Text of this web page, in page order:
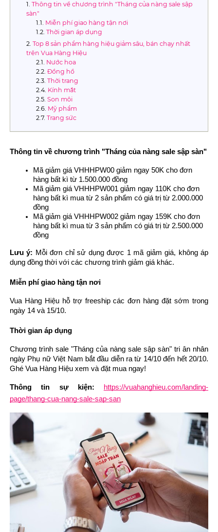
Thông tin về chương trình "Tháng của nàng sale sập
sàn"
Miễn phí giao hàng tận nơi
Thời gian áp dụng
Top 8 sản phẩm hàng hiệu giảm sâu, bán chạy nhất
trên Vua Hàng Hiệu
Nước hoa
Đồng hồ
Thời trang
Kính mắt
Son môi
Mỹ phẩm
Trang sức
Thông tin về chương trình "Tháng của nàng sale sập sàn"
Mã giảm giá VHHHPW00 giảm ngay 50K cho đơn
hàng bất kì từ 1.500.000 đồng
Mã giảm giá VHHHPW001 giảm ngay 110K cho đơn
hàng bất kì mua từ 2 sản phẩm có giá trị từ 2.000.000
đồng
Mã giảm giá VHHHPW002 giảm ngay 159K cho đơn
hàng bất kì mua từ 3 sản phẩm có giá trị từ 2.500.000
đồng
Lưu ý: Mỗi đơn chỉ sử dụng được 1 mã giảm giá, không áp
dụng đồng thời với các chương trình giảm giá khác.
Miễn phí giao hàng tận nơi
Vua Hàng Hiệu hỗ trợ freeship các đơn hàng đặt sớm trong
ngày 14 và 15/10.
Thời gian áp dụng
Chương trình sale "Tháng của nàng sale sập sàn" tri ân nhân
ngày Phụ nữ Việt Nam bắt đầu diễn ra từ 14/10 đến hết 20/10.
Ghé Vua Hàng Hiệu xem và đặt mua ngay!
Thông tin sự kiện:
https://vuahanghieu.com/landing-
page/thang-cua-nang-sale-sap-san